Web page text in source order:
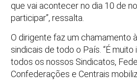
que vai acontecer no dia 10 de
participar”, ressalta.
O dirigente faz um chamamento
sindicais de todo o País. “É
todos os nossos Sindicatos,
Confederações e Centrais